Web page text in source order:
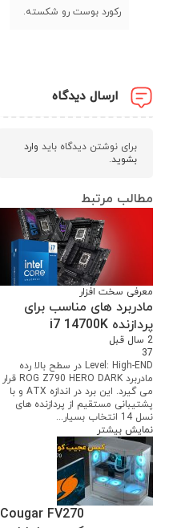
رکورد بوست رو شکسته.
ارسال دیدگاه
برای نوشتن دیدگاه باید وارد
بشوید.
مطالب مرتبط
معرفی سخت افزار
مادربرد های مناسب برای
پردازنده i7 14700K
2 سال قبل
37
Level: High-END در سطح بالا رده
مادربرد ROG Z790 HERO DARK قرار
می گیرد. این برد در اندازه ATX و با
پشتیبانی مستقیم از پردازنده های
نسل 14 انتخاب بسیار...
نمایش بیشتر
Cougar FV270